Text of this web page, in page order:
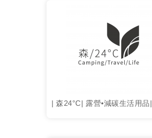
| 森24°C| 露營•減碳生活用品|